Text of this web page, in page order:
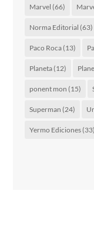
Marvel (66)
Norma Editorial (63)
Paco Roca(13)
Planeta(12)
ponent mon (15)
Superman (24)
Yermo Ediciones(33)